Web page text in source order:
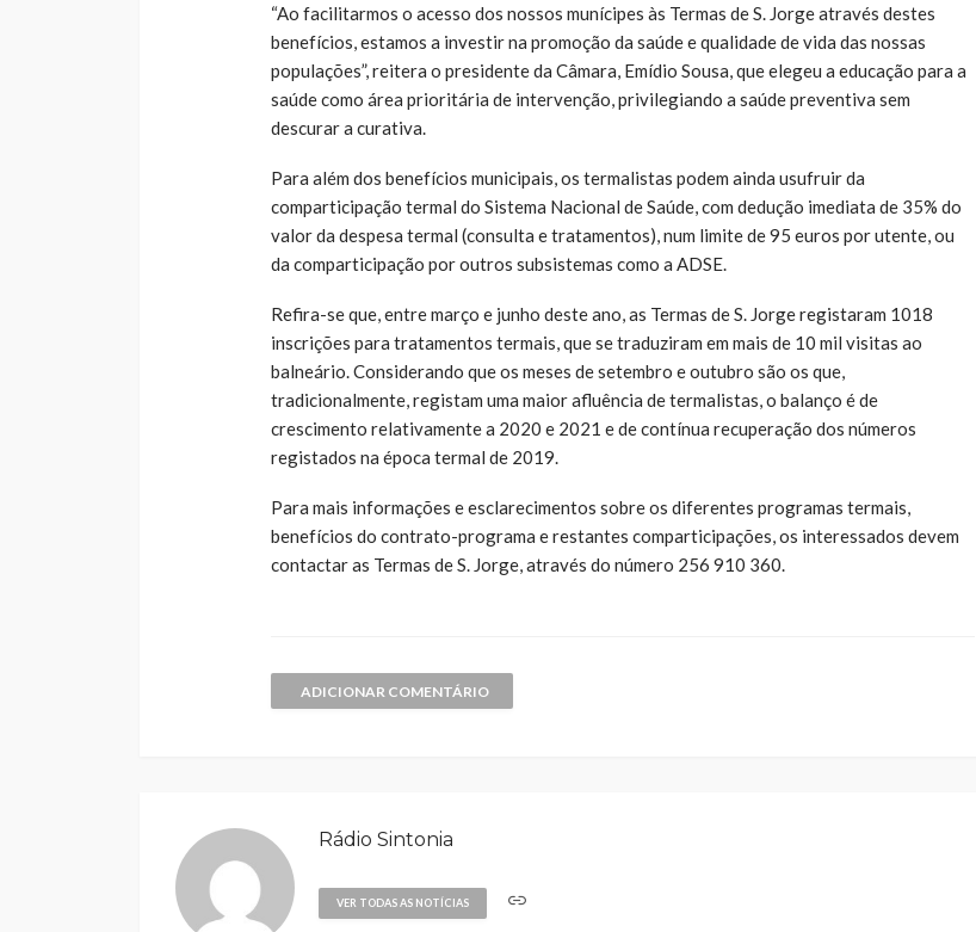
“Ao facilitarmos o acesso dos nossos munícipes às Termas de S. Jorge através destes
benefícios, estamos a investir na promoção da saúde e qualidade de vida das nossas
populações”, reitera o presidente da Câmara, Emídio Sousa, que elegeu a educação para a
saúde como área prioritária de intervenção, privilegiando a saúde preventiva sem
descurar a curativa.
Para além dos benefícios municipais, os termalistas podem ainda usufruir da
comparticipação termal do Sistema Nacional de Saúde, com dedução imediata de 35% do
valor da despesa termal (consulta e tratamentos), num limite de 95 euros por utente, ou
da comparticipação por outros subsistemas como a ADSE.
Refira-se que, entre março e junho deste ano, as Termas de S. Jorge registaram 1018
inscrições para tratamentos termais, que se traduziram em mais de 10 mil visitas ao
balneário. Considerando que os meses de setembro e outubro são os que,
tradicionalmente, registam uma maior afluência de termalistas, o balanço é de
crescimento relativamente a 2020 e 2021 e de contínua recuperação dos números
registados na época termal de 2019.
Para mais informações e esclarecimentos sobre os diferentes programas termais,
benefícios do contrato-programa e restantes comparticipações, os interessados devem
contactar as Termas de S. Jorge, através do número 256 910 360.
ADICIONAR COMENTÁRIO
Rádio Sintonia
VER TODAS AS NOTÍCIAS